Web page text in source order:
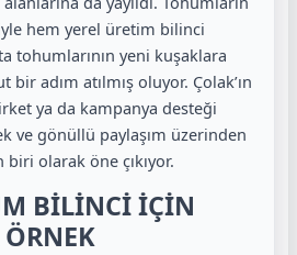
hem yerel üretim bilinci
tohumlarının yeni kuşaklara
bir adım atılmış oluyor. Çolak’ın
ya da kampanya desteği
ve gönüllü paylaşım üzerinden
olarak öne çıkıyor.
BİLİNCİ İÇİN